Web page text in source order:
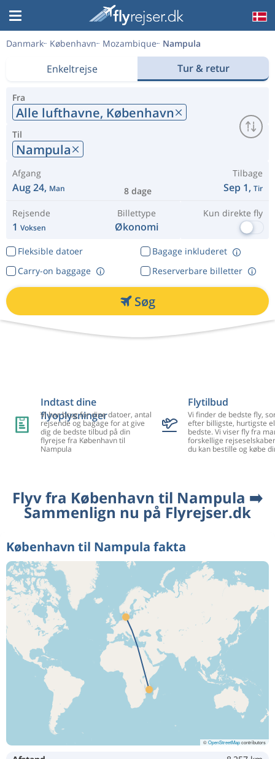
Danmark København Mozambique Nampula
Enkeltrejse Tur & retur
Fra
Alle lufthavne, København
Til
Nampula
Afgang
Aug 24, Man 8 dage
Tilbage
Sep 1, Tir
Rejsende
1 Voksen
Billettype
Økonomi
Kun direkte fly
Fleksible datoer
Bagage inkluderet
Reserverbare billetter
Carry-on baggage
Søg
Indtast dine
flyoplysninger
Vi har brug for dine datoer, antal
rejsende og bagage for at give
dig de bedste tilbud på din
flyrejse fra København til
Nampula
Flytilbud
Vi finder de bedste fly,
efter billigste, hurtigste
bedste. Vi viser fly fra
forskellige
du kan bestille og købe
Flyv fra København til Nampula ➡️
Sammenlign nu på Flyrejser.dk
København til Nampula fakta
©OpenStreetMapcontributors